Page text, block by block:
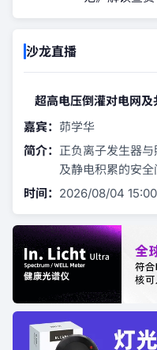
沙龙直播
超高电压倒灌对电网
嘉宾： 茆学华
简介： 正负离子发生器
及静电积累的安全
时间： 2026/08/04 15:00